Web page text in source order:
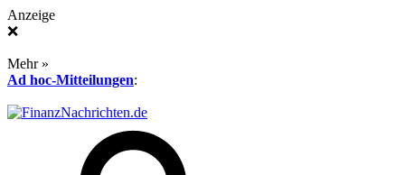
Anzeige
❌
Mehr »
Ad hoc-Mitteilungen: